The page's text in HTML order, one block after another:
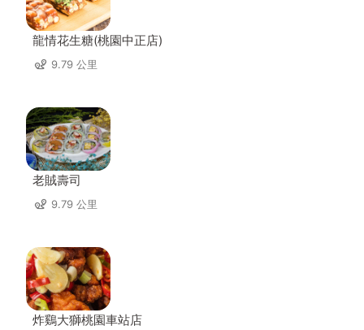
龍情花生糖(桃園中正店)
9.79 公里
老賊壽司
9.79 公里
炸鷄大獅桃園車站店